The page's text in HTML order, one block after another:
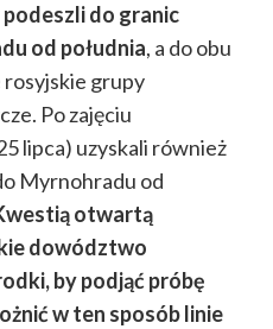
do granic
od południa, a do obu
rosyjskie grupy
Po zajęciu
lipca) uzyskali również
Myrnohradu od
otwartą
dowództwo
by podjąć próbę
w ten sposób linie